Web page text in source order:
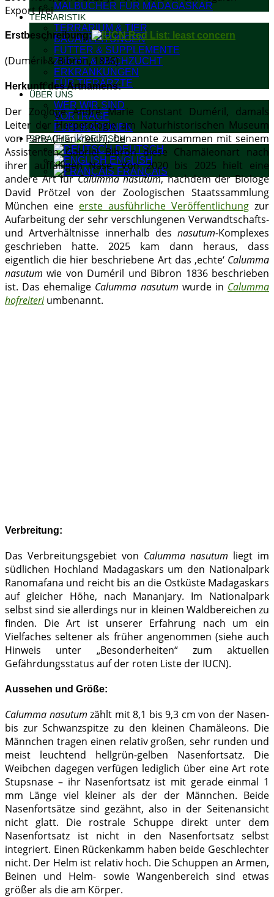
MALBÜCHER FÜR MADAGASKAR
TERRARISTIK
TERRARIUM & TIER
BAUANLEITUNGEN
FUTTER & SUPPLEMENTE
ZUCHT & NACHZUCHT
ERKRANKUNGEN
FÜR TIERÄRZTE
ÜBER UNS
WER WIR SIND
VORTRÄGE
PUBLIKATIONEN
SPRACHE:
DEUTSCH
ENGLISH
FRANÇAIS
Export frei
Erstbeschreibung:
(Duméril & Bibron, 1836)
Herkunft des Artnamens:
Der Zoologe André Marie Constant Duméril, damals
Leiter der Herpetologie am Naturhistorischen Museum
von Paris (Frankreich), benannte zusammen mit seinem
Assistenten Gabriel Bibron diese Chamäleonart nach
ihrer auffälligen Nase. Von 2020 bis 2025 hielt eine
andere Art fürCalumma nasutum, nachdem der Biologe
David Prötzel von der Zoologischen Staatssammlung
München eine erste ausführliche Veröffentlichung zur
Aufarbeitung der sehr verschlungenen Verwandtschafts-
und Artverhältnisse innerhalb des nasutum-Komplexes
geschrieben hatte. 2025 kam dann heraus, dass
eigentlich die hier beschriebene Art das ‚echte‘ Calumma
nasutum wie von Duméril und Bibron 1836 beschrieben
ist. Das ehemalige Calumma nasutum wurde in Calumma
hofreiteriumbenannt.
Verbreitung:
Das Verbreitungsgebiet von Calumma nasutum liegt im
südlichen Hochland Madagaskars um den Nationalpark
Ranomafana und reicht bis an die Ostküste Madagaskars
auf gleicher Höhe, nach Mananjary. Im Nationalpark
selbst sind sie allerdings nur in kleinen Waldbereichen zu
finden. Die Art ist unserer Erfahrung nach um ein
Vielfaches seltener als früher angenommen (siehe auch
Hinweis unter „Besonderheiten“ zum aktuellen
Gefährdungsstatus auf der roten Liste der IUCN).
Aussehen und Größe:
Calumma nasutum zählt mit 8,1 bis 9,3 cm von der Nasen-
bis zur Schwanzspitze zu den kleinen Chamäleons. Die
Männchen tragen einen relativ großen, sehr runden und
meist leuchtend hellgrün-gelben Nasenfortsatz. Die
Weibchen dagegen verfügen lediglich über eine Art rote
Stupsnase – ihr Nasenfortsatz ist mit gerade einmal 1
mm Länge viel kleiner als der der Männchen. Beide
Nasenfortsätze sind gezähnt, also in der Seitenansicht
nicht glatt. Die rostrale Schuppe direkt unter dem
Nasenfortsatz ist nicht in den Nasenfortsatz selbst
integriert. Einen Rückenkamm haben beide Geschlechter
nicht. Der Helm ist relativ hoch. Die Schuppen an Armen,
Beinen und Helm- sowie Wangenbereich sind etwas
größer als die am Körper.